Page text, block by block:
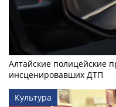
Алтайские полицейские
инсценировавших ДТП
Культура